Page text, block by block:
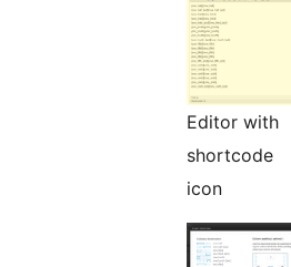
Editor with
shortcode
icon